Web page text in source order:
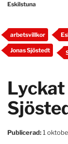
Eskilstuna
arbetsvillkor
Jonas Sjöstedt
Lyckat
Publicerad:1